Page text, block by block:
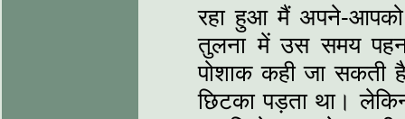
रहा हुआ मैं अपने-आपको
तुलना में उस समय
पोशाक कही जा
छिटका पड़ता था।